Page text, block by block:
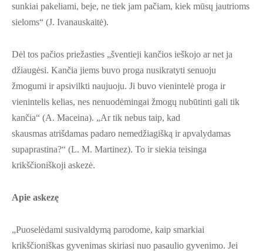
sunkiai pakeliami, beje, ne tiek jam pačiam, kiek mūsų jautrioms
sieloms“ (J. Ivanauskaitė).
Dėl tos pačios priežasties „šventieji kančios ieškojo ar net ja
džiaugėsi. Kančia jiems buvo proga nusikratyti senuoju
žmogumi ir apsivilkti naujuoju. Ji buvo vienintelė proga ir
vienintelis kelias, nes nenuodėmingai žmogų nubūtinti gali tik
kančia“ (A. Maceina). „Ar tik nebus taip, kad
skausmas atrišdamas padaro nemedžiagišką ir apvalydamas
supaprastina?“ (L. M. Martinez). To ir siekia teisinga
krikščioniškoji askezė.
Apie askezę
„Puoselėdami susivaldymą parodome, kaip smarkiai
krikščioniškas gyvenimas skiriasi nuo pasaulio gyvenimo. Jei